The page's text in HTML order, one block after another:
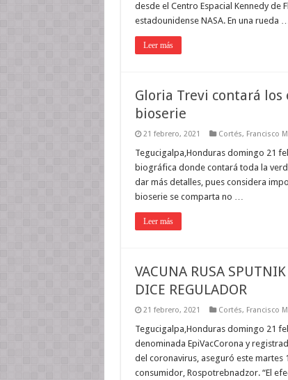
desde el Centro Espacial Kennedy de
estadounidense NASA. En una rueda
Leer más
Gloria Trevi contará los
bioserie
21 febrero, 2021 Cortés, Francisco
Tegucigalpa,Honduras domingo 21
biográfica donde contará toda la
dar más detalles, pues considera
bioserie se comparta no …
Leer más
VACUNA RUSA
DICE REGULADOR
21 febrero, 2021 Cortés, Francisco
Tegucigalpa,Honduras domingo 21
denominada EpiVacCorona y
del coronavirus, aseguró este
consumidor, Rospotrebnadzor. “El